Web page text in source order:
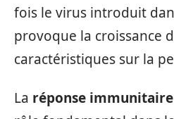
fois le virus introduit
provoque la croissance
caractéristiques sur la
La réponse immunitaire